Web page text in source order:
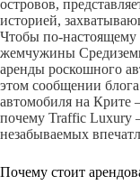
островов,
историей,
Чтобы по-настоящему
жемчужины
аренды роскошного
этом сообщении
автомобиля на Крите
почему Traffic Luxury
незабываемых
Почему стоит